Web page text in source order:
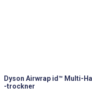
Dyson Airwrap id™ Multi-
-trockner